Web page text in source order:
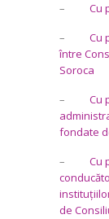
– Cu
– Cu
între
Soroca
– Cu
fondate
– Cu
de